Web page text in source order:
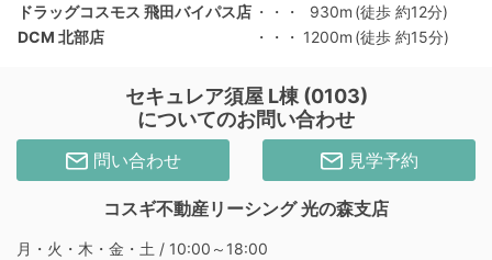
ドラッグコスモス 飛田バイパス店 ・・・ 930m (徒歩 約12分)
DCM 北部店
・・・ 1200m (徒歩 約15分)
セキュレア須屋 L棟 (0103)
についてのお問い合わせ
問い合わせ 見学予約
コスギ不動産リーシング 光の森支店
月・火・木・金・土 / 10:00～18:00